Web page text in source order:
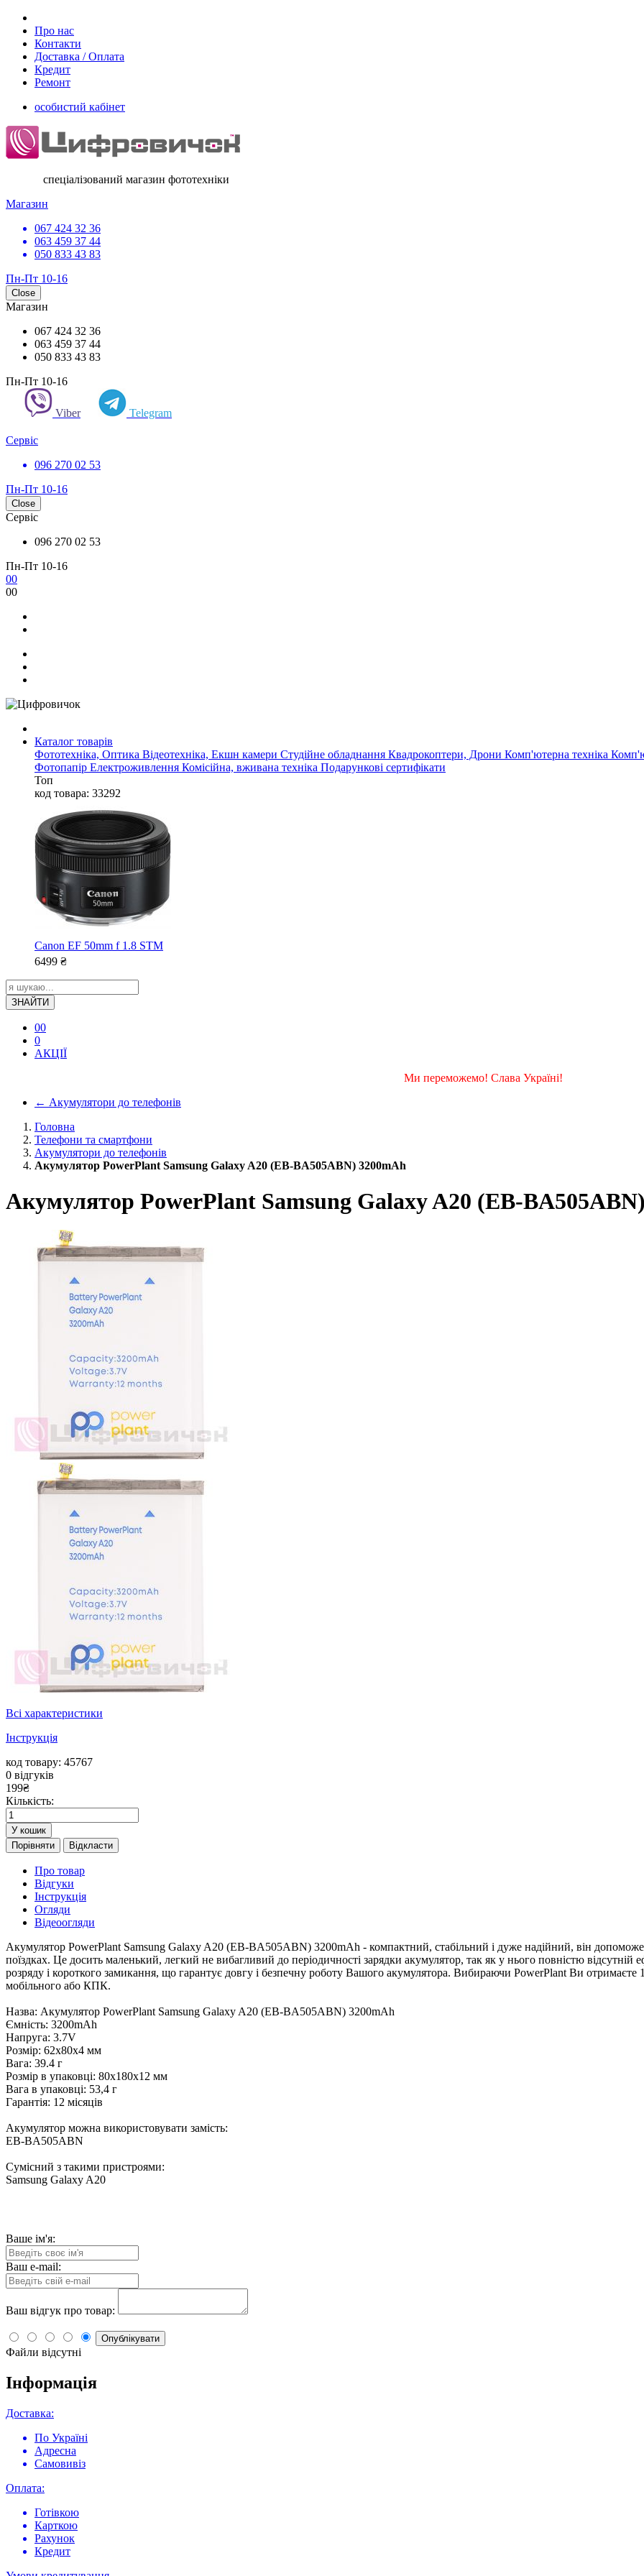
Про нас
Контакти
Доставка / Оплата
Кредит
Ремонт
особистий кабінет
спеціалізований магазин фототехніки
Магазин
067 424 32 36
063 459 37 44
050 833 43 83
Пн-Пт 10-16
Close
Магазин
067 424 32 36
063 459 37 44
050 833 43 83
Пн-Пт 10-16
Viber Telegram
Сервіс
096 270 02 53
Пн-Пт 10-16
Close
Сервіс
096 270 02 53
Пн-Пт 10-16
00
00
Каталог товарів
Фототехніка, Оптика Відеотехніка, Екшн камери Студійне обладнання Квадрокоптери, Дрони Комп'ютерна техніка
Фотопапір Електроживлення Комісійна, вживана техніка Подарункові сертифікати
Топ
код товара: 33292
Canon EF 50mm f 1.8 STM
6499 ₴
ЗНАЙТИ
00
0
АКЦІЇ
Ми переможемо! Слава Україні!
← Акумулятори до телефонів
Головна
Телефони та смартфони
Акумулятори до телефонів
Акумулятор PowerPlant Samsung Galaxy A20 (EB-BA505ABN) 3200mAh
Акумулятор PowerPlant Samsung Galaxy A20 (EB-
Всі характеристики
Інструкція
код товару: 45767
0 відгуків
199₴
Кількість:
У кошик
Порівняти
Відкласти
Про товар
Відгуки
Інструкція
Огляди
Відеоогляди
Акумулятор PowerPlant Samsung Galaxy A20 (EB-BA505ABN) 3200mAh - компактний, стабільний і дуже надійний, він допоможе
поїздках. Це досить маленький, легкий не вибагливий до періодичності зарядки акумулятор, так як у нього повністю
розряду і короткого замикання, що гарантує довгу і безпечну роботу Вашого акумулятора. Вибираючи PowerPlant Ви отримаєте
мобільного або КПК.
Назва: Акумулятор PowerPlant Samsung Galaxy A20 (EB-BA505ABN) 3200mAh
Ємність: 3200mAh
Напруга: 3.7V
Розмір: 62x80x4 мм
Вага: 39.4 г
Розмір в упаковці: 80x180x12 мм
Вага в упаковці: 53,4 г
Гарантія: 12 місяців
Акумулятор можна використовувати замість:
EB-BA505ABN
Сумісний з такими пристроями:
Samsung Galaxy A20
Ваше ім'я:
Ваш e-mail:
Ваш відгук про товар:
Опублікувати
Файли відсутні
Інформація
Доставка:
По Україні
Адресна
Самовивіз
Оплата:
Готівкою
Карткою
Рахунок
Кредит